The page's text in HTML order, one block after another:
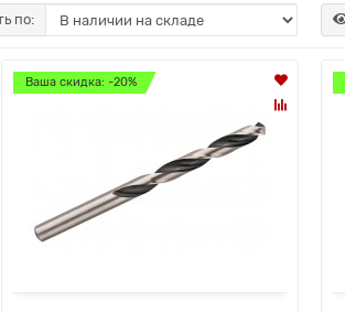
по:
Ваша скидка: -20%